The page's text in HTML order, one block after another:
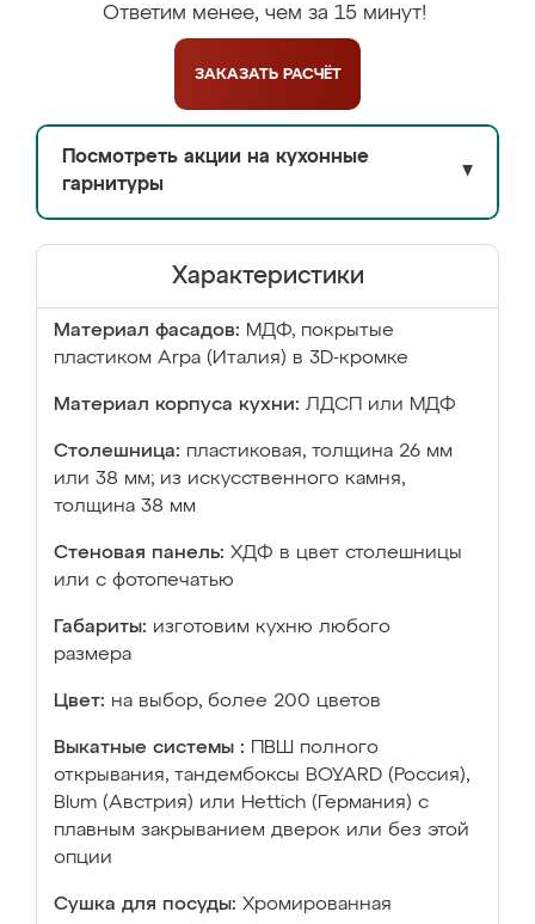
Ответим менее, чем за 15 минут!
ЗАКАЗАТЬ РАСЧЁТ
Посмотреть акции на кухонные
гарнитуры
▼
Характеристики
Материал фасадов: МДФ, покрытые
пластиком Arpa (Италия) в 3D-кромке
Материал корпуса кухни: ЛДСП или МДФ
Столешница: пластиковая, толщина 26 мм
или 38 мм; из искусственного камня,
толщина 38 мм
Стеновая панель: ХДФ в цвет столешницы
или с фотопечатью
Габариты: изготовим кухню любого
размера
Цвет: на выбор, более 200 цветов
Выкатные системы :
ПВШ полного
открывания, тандембоксы BOYARD (Россия),
Blum (Австрия) или Hettich (Германия) с
плавным закрыванием дверок или без этой
опции
Сушка для посуды: Хромированная